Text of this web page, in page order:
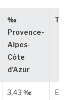
‰
Provence-
Alpes-
Côte
d'Azur
3,43 ‰